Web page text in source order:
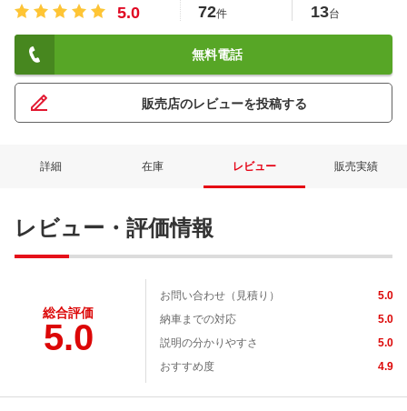
5.0 72件 13台
無料電話
販売店のレビューを投稿する
詳細 在庫 レビュー 販売実績
レビュー・評価情報
総合評価
5.0
お問い合わせ（見積り）
5.0
納車までの対応
5.0
説明の分かりやすさ
5.0
おすすめ度
4.9